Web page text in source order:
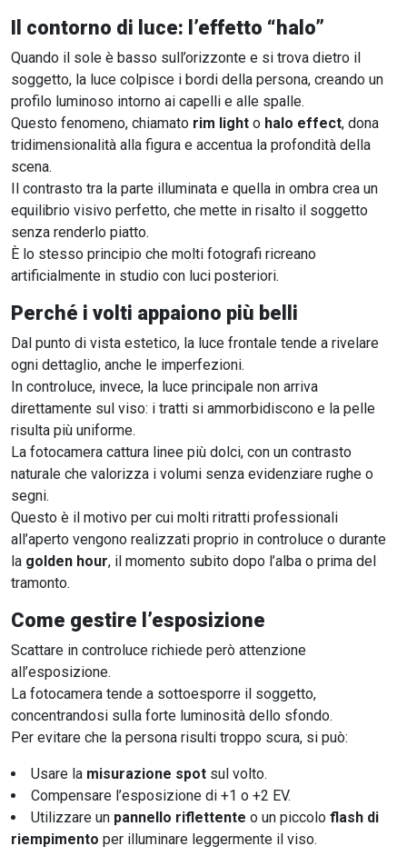
Il contorno di luce: l’effetto “halo”
Quando il sole è basso sull’orizzonte e si trova dietro il
soggetto, la luce colpisce i bordi della persona, creando un
profilo luminoso intorno ai capelli e alle spalle.
Questo fenomeno, chiamato rim light o halo effect, dona
tridimensionalità alla figura e accentua la profondità della
scena.
Il contrasto tra la parte illuminata e quella in ombra crea un
equilibrio visivo perfetto, che mette in risalto il soggetto
senza renderlo piatto.
È lo stesso principio che molti fotografi ricreano
artificialmente in studio con luci posteriori.
Perché i volti appaiono più belli
Dal punto di vista estetico, la luce frontale tende a rivelare
ogni dettaglio, anche le imperfezioni.
In controluce, invece, la luce principale non arriva
direttamente sul viso: i tratti si ammorbidiscono e la pelle
risulta più uniforme.
La fotocamera cattura linee più dolci, con un contrasto
naturale che valorizza i volumi senza evidenziare rughe o
segni.
Questo è il motivo per cui molti ritratti professionali
all’aperto vengono realizzati proprio in controluce o durante
la golden hour, il momento subito dopo l’alba o prima del
tramonto.
Come gestire l’esposizione
Scattare in controluce richiede però attenzione
all’esposizione.
La fotocamera tende a sottoesporre il soggetto,
concentrandosi sulla forte luminosità dello sfondo.
Per evitare che la persona risulti troppo scura, si può:
Usare la misurazione spot sul volto.
Compensare l’esposizione di +1 o +2 EV.
Utilizzare un pannello riflettente o un piccolo flash di
riempimento per illuminare leggermente il viso.